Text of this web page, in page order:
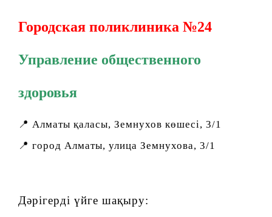
Городская поликлиника №24
Управление общественного
здоровья
📍 Алматы қаласы, Земнухов көшесі, 3/1
📍 город Алматы, улица Земнухова, 3/1
Дәрігерді үйге шақыру: